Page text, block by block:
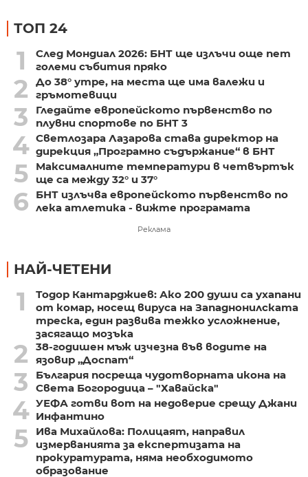
ТОП 24
1
След Мондиал 2026: БНТ ще излъчи още пет
големи събития пряко
2
До 38° утре, на места ще има валежи и
гръмотевици
3
Гледайте европейското първенство по
плувни спортове по БНТ 3
4 Светлозара Лазарова става директор на
дирекция „Програмно съдържание“ в БНТ
5
Максималните температури в четвъртък
ще са между 32° и 37°
6
БНТ излъчва европейското първенство по
лека атлетика - вижте програмата
Реклама
НАЙ-ЧЕТЕНИ
1
Тодор Кантарджиев: Ако 200 души са ухапани
от комар, носещ вируса на Западнонилската
треска, един развива тежко усложнение,
засягащо мозъка
2
38-годишен мъж изчезна във водите на
язовир „Доспат“
3
България посреща чудотворната икона на
Света Богородица – "Хавайска"
4 УЕФА готви вот на недоверие срещу Джани
Инфантино
5
Ива Михайлова: Полицаят, направил
измерванията за експертизата на
прокуратурата, няма необходимото
образование